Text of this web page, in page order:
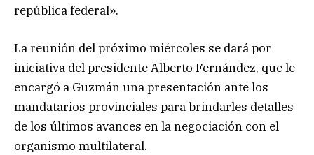
república federal».
La reunión del próximo miércoles se dará por
iniciativa del presidente Alberto Fernández, que le
encargó a Guzmán una presentación ante los
mandatarios provinciales para brindarles detalles
de los últimos avances en la negociación con el
organismo multilateral.